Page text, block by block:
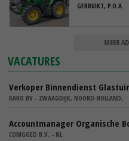
GEBRUIKT, P.O.A.
MEER
VACATURES
Verkoper Binnendienst
KARO BV - ZWAAGDIJK, NOORD-HOLLAND,
Accountmanager Organische
COMGOED B.V. - NL